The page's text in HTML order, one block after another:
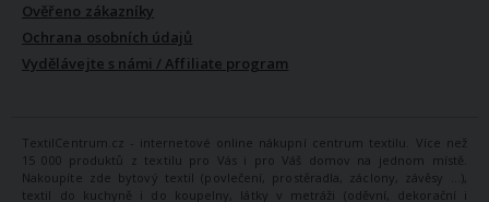
Ověřeno zákazníky
Ochrana osobních údajů
Vydělávejte s námi / Affiliate program
TextilCentrum.cz - internetové online nákupní centrum textilu. Více než
15 000 produktů z textilu pro Vás i pro Váš domov na jednom místě.
Nakoupíte zde bytový textil (povlečení, prostěradla, záclony, závěsy ...),
textil do kuchyně i do koupelny, látky v metráži (oděvní, dekorační i